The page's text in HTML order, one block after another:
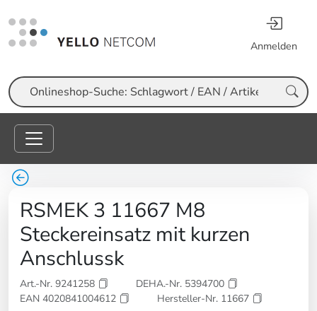
Anmelden
Suche
RSMEK 3 11667 M8
Steckereinsatz mit kurzen
Anschlussk
Art.-Nr. 9241258
DEHA.-Nr. 5394700
EAN 4020841004612
Hersteller-Nr. 11667